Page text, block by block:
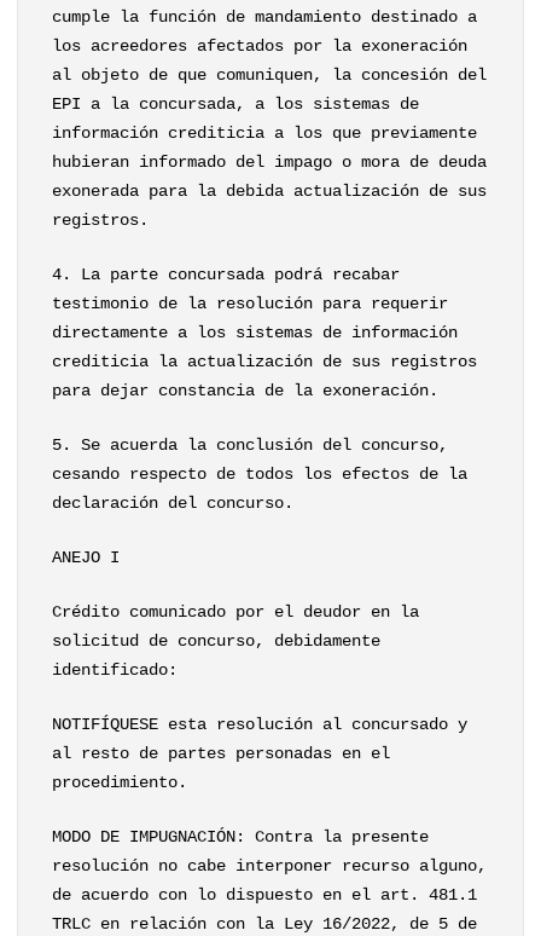
cumple la función de mandamiento destinado a
los acreedores afectados por la exoneración
al objeto de que comuniquen, la concesión del
EPI a la concursada, a los sistemas de
información crediticia a los que previamente
hubieran informado del impago o mora de deuda
exonerada para la debida actualización de sus
registros.
4. La parte concursada podrá recabar
testimonio de la resolución para requerir
directamente a los sistemas de información
crediticia la actualización de sus registros
para dejar constancia de la exoneración.
5. Se acuerda la conclusión del concurso,
cesando respecto de todos los efectos de la
declaración del concurso.
ANEJO I
Crédito comunicado por el deudor en la
solicitud de concurso, debidamente
identificado:
NOTIFÍQUESE esta resolución al concursado y
al resto de partes personadas en el
procedimiento.
MODO DE IMPUGNACIÓN: Contra la presente
resolución no cabe interponer recurso alguno,
de acuerdo con lo dispuesto en el art. 481.1
TRLC en relación con la Ley 16/2022, de 5 de